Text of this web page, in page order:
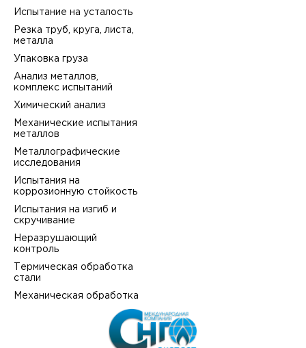
Испытание на усталость
Резка труб, круга, листа,
металла
Упаковка груза
Анализ металлов,
комплекс испытаний
Химический анализ
Механические испытания
металлов
Металлографические
исследования
Испытания на
коррозионную стойкость
Испытания на изгиб и
скручивание
Неразрушающий
контроль
Термическая обработка
стали
Механическая обработка